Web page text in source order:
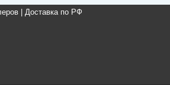
| Доставка по РФ